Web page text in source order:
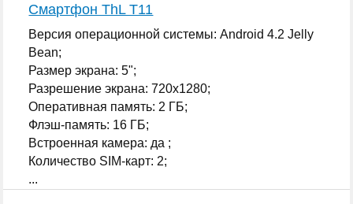
Смартфон ThL T11
Версия операционной системы: Android 4.2 Jelly
Bean;
Размер экрана: 5";
Разрешение экрана: 720x1280;
Оперативная память: 2 ГБ;
Флэш-память: 16 ГБ;
Встроенная камера: да ;
Количество SIM-карт: 2;
...